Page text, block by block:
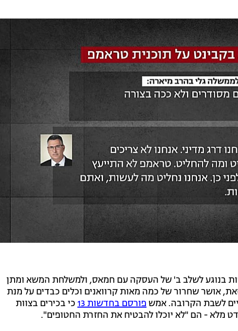
בנוגע לשלב ב' של העסקה עם חמאס, ולמשלחת המשא ומתן
אושר שחרור של כמה מאות קרוואנים וכלים כבדים על מנת
פורסם בחדשות 13
כי בכירים בצוות
מלא - הם "לא יוכלו להבטיח את החזרת החטופים".